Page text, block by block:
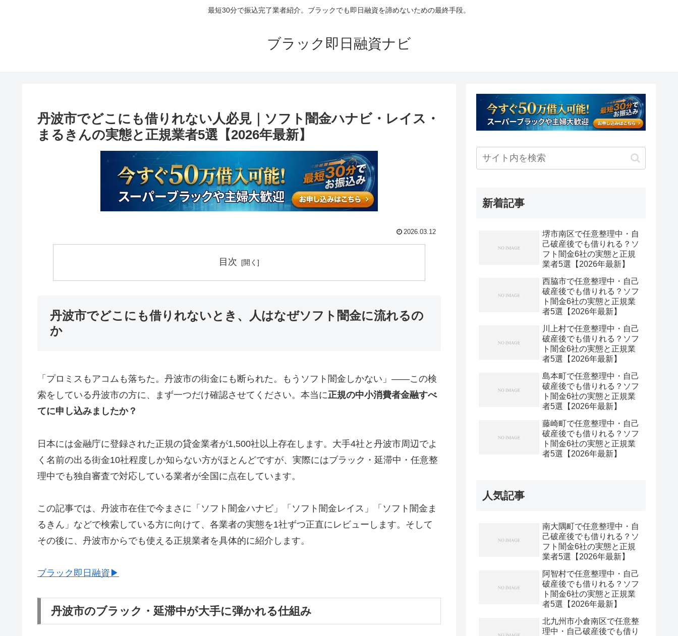
最短30分で振込完了業者紹介。ブラックでも即日融資を諦めないための最終手段。
ブラック即日融資ナビ
丹波市でどこにも借りれない人必見｜ソフト闇金ハナビ・レイス・
まるきんの実態と正規業者5選【2026年最新】
2026.03.12
目次
丹波市でどこにも借りれないとき、人はなぜソフト闇金に流れるの
か
「プロミスもアコムも落ちた。丹波市の街金にも断られた。もうソフト闇金しかない」——この検
索をしている丹波市の方に、まず一つだけ確認させてください。本当に正規の中小消費者金融すべ
てに申し込みましたか？
日本には金融庁に登録された正規の貸金業者が1,500社以上存在します。大手4社と丹波市周辺でよ
く名前の出る街金10社程度しか知らない方がほとんどですが、実際にはブラック・延滞中・任意整
理中でも独自審査で対応している業者が全国に点在しています。
この記事では、丹波市在住で今まさに「ソフト闇金ハナビ」「ソフト闇金レイス」「ソフト闇金ま
るきん」などで検索している方に向けて、各業者の実態を1社ずつ正直にレビューします。そして
その後に、丹波市からでも使える正規業者を具体的に紹介します。
ブラック即日融資▶
丹波市のブラック・延滞中が大手に弾かれる仕組み
新着記事
堺市南区で任意整理中・自
己破産後でも借りれる？ソ
フト闇金6社の実態と正規
業者5選【2026年最新】
西脇市で任意整理中・自己
破産後でも借りれる？ソフ
ト闇金6社の実態と正規業
者5選【2026年最新】
川上村で任意整理中・自己
破産後でも借りれる？ソフ
ト闇金6社の実態と正規業
者5選【2026年最新】
島本町で任意整理中・自己
破産後でも借りれる？ソフ
ト闇金6社の実態と正規業
者5選【2026年最新】
藤崎町で任意整理中・自己
破産後でも借りれる？ソフ
ト闇金6社の実態と正規業
者5選【2026年最新】
人気記事
南大隅町で任意整理中・自
己破産後でも借りれる？ソ
フト闇金6社の実態と正規
業者5選【2026年最新】
阿智村で任意整理中・自己
破産後でも借りれる？ソフ
ト闇金6社の実態と正規業
者5選【2026年最新】
北九州市小倉南区で任意整
理中・自己破産後でも借り